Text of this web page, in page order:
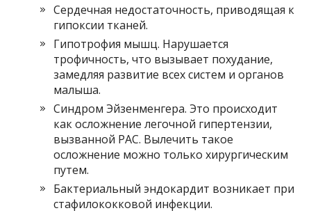
Сердечная недостаточность, приводящая к
гипоксии тканей.
Гипотрофия мышц. Нарушается
трофичность, что вызывает похудание,
замедляя развитие всех систем и органов
малыша.
Синдром Эйзенменгера. Это происходит
как осложнение легочной гипертензии,
вызванной РАС. Вылечить такое
осложнение можно только хирургическим
путем.
Бактериальный эндокардит возникает при
стафилококковой инфекции.